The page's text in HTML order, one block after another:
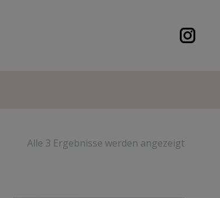
Alle 3 Ergebnisse werden angezeigt